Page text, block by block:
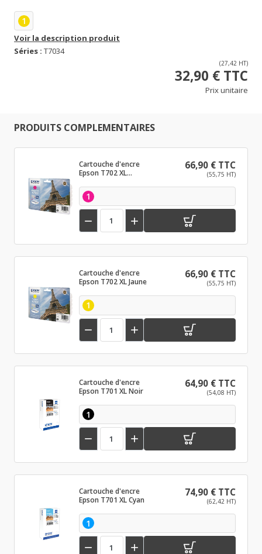
1
Voir la description produit
Séries : T7034
(27,42 HT)
32,90 € TTC
Prix unitaire
PRODUITS COMPLEMENTAIRES
Cartouche d'encre
Epson T702 XL
66,90 € TTC
(55,75 HT)
1
 
Cartouche d'encre
Epson T702 XL Jaune
66,90 € TTC
(55,75 HT)
1
 
Cartouche d'encre
Epson T701 XL Noir
64,90 € TTC
(54,08 HT)
1
 
Cartouche d'encre
Epson T701 XL Cyan
74,90 € TTC
(62,42 HT)
1
 